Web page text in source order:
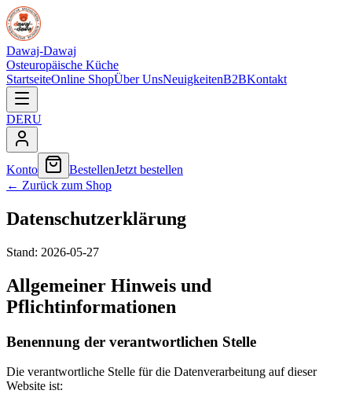
Dawaj-Dawaj
Osteuropäische Küche
StartseiteOnline ShopÜber UnsNeuigkeitenB2BKontakt
DERU
Konto BestellenJetzt bestellen
← Zurück zum Shop
Datenschutzerklärung
Stand: 2026-05-27
Allgemeiner Hinweis und
Pflichtinformationen
Benennung der verantwortlichen Stelle
Die verantwortliche Stelle für die Datenverarbeitung auf dieser
Website ist: